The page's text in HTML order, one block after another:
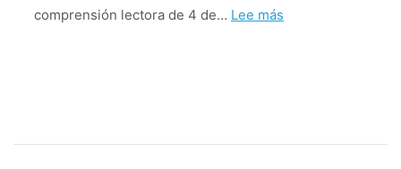
comprensión lectora de 4 de… Lee más